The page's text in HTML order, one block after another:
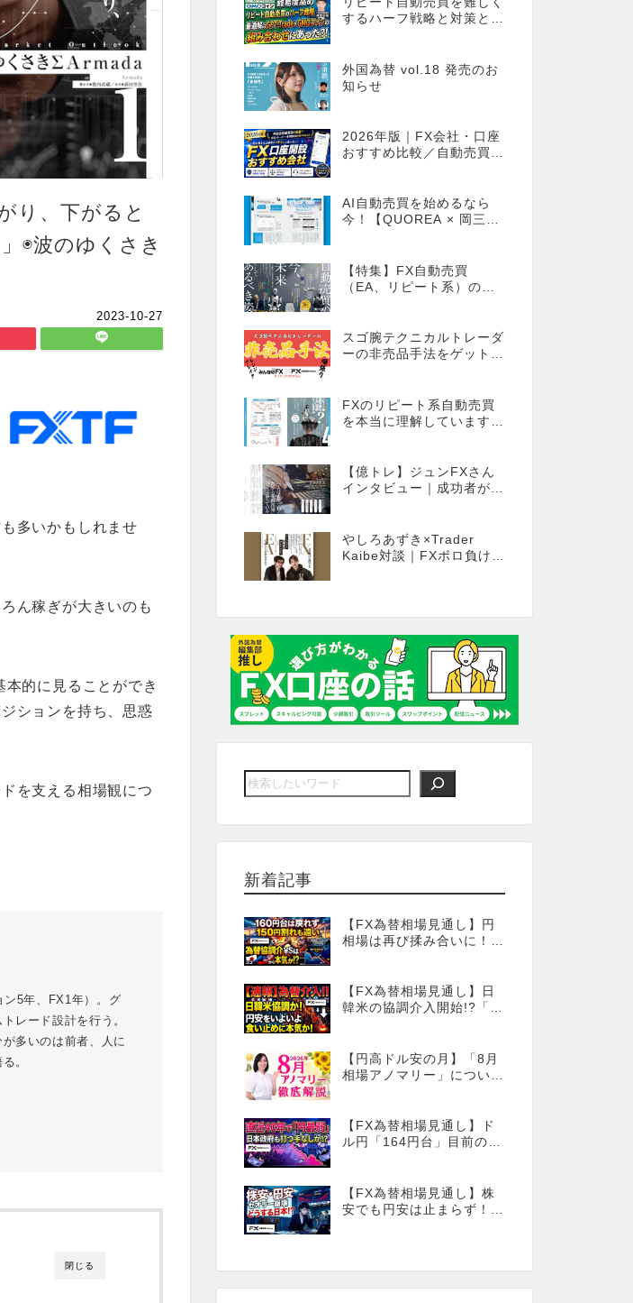
り、下がると
◉波のゆくさき
2023-10-27
多いかもしれませ
ん稼ぎが大きいのも
的に見ることができ
ションを持ち、思惑
を支える相場観につ
ン5年、FX1年）。グ
レード設計を行う。
多いのは前者、人に
。
閉じる
するハーフ戦略と対策とし
外国為替 vol.18 発売のお
知らせ
2026年版｜FX会社・口座
おすすめ比較／自動売買・
AI自動売買を始めるなら
今！【QUOREA × 岡三オ
【特集】FX自動売買
（EA、リピート系）の
スゴ腕テクニカルトレーダ
ーの非売品手法をゲット！
FXのリピート系自動売買
を本当に理解しています
【億トレ】ジュンFXさん
インタビュー｜成功者が多
やしろあずき×Trader
Kaibe対談｜FXボロ負けな
新着記事
【FX為替相場見通し】円
相場は再び揉み合いに！
【FX為替相場見通し】日
韓米の協調介入開始!?「為
【円高ドル安の月】「8月
相場アノマリー」について
【FX為替相場見通し】ド
ル円「164円台」目前の攻
【FX為替相場見通し】株
安でも円安は止まらず！こ